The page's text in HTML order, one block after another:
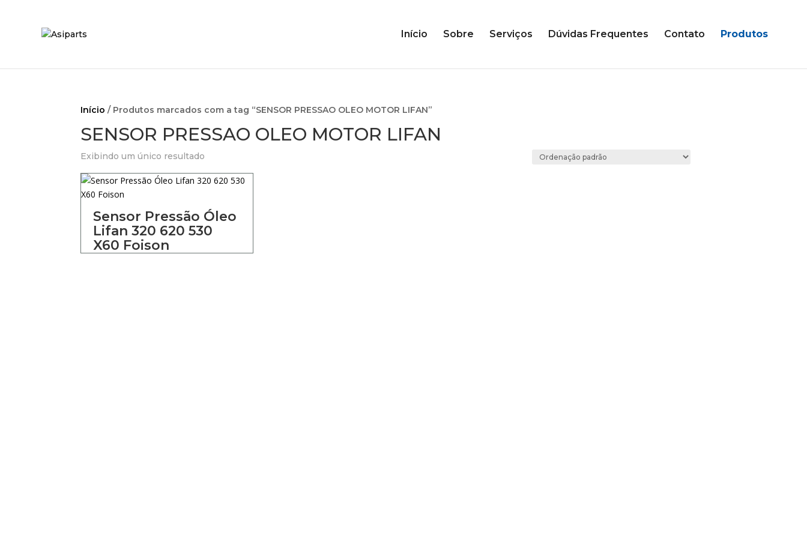
Início Sobre Serviços Dúvidas Frequentes Contato Produtos
Início / Produtos marcados com a tag “SENSOR PRESSAO OLEO MOTOR LIFAN”
SENSOR PRESSAO OLEO MOTOR LIFAN
Exibindo um único resultado
Sensor Pressão Óleo
Lifan 320 620 530
X60 Foison